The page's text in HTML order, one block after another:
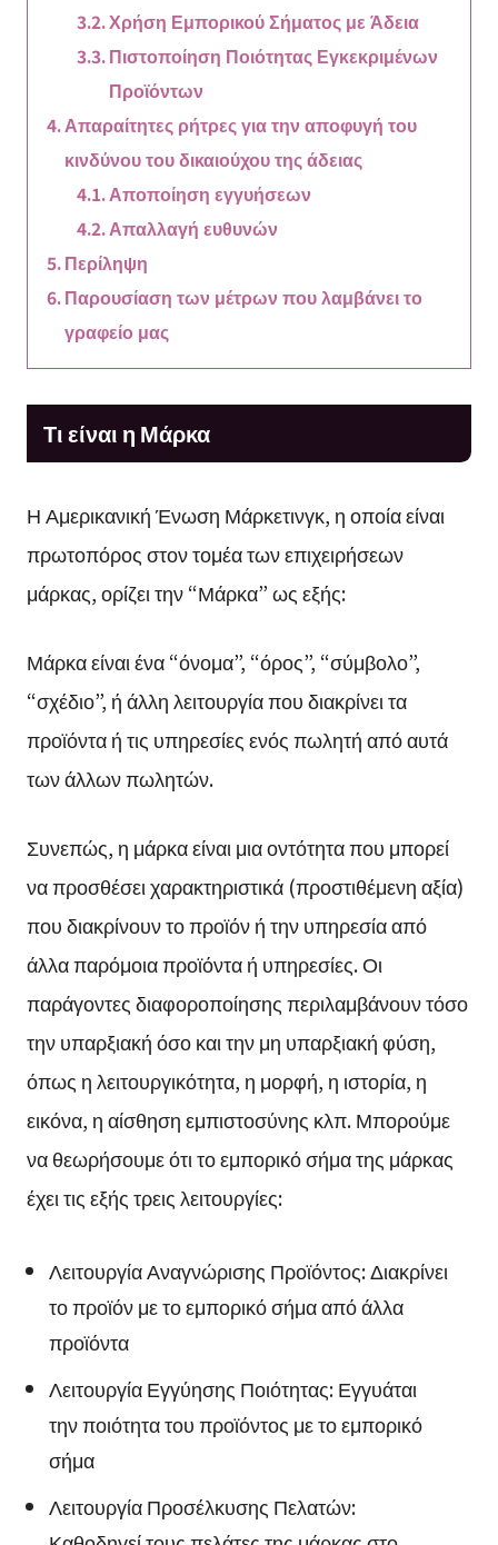
Χρήση Εμπορικού Σήματος με Άδεια
Πιστοποίηση Ποιότητας Εγκεκριμένων
Προϊόντων
Απαραίτητες ρήτρες για την αποφυγή του
κινδύνου του δικαιούχου της άδειας
Αποποίηση εγγυήσεων
Απαλλαγή ευθυνών
Περίληψη
Παρουσίαση των μέτρων που λαμβάνει το
γραφείο μας
Τι είναι η Μάρκα
Η Αμερικανική Ένωση Μάρκετινγκ, η οποία είναι
πρωτοπόρος στον τομέα των επιχειρήσεων
μάρκας, ορίζει την “Μάρκα” ως εξής:
Μάρκα είναι ένα “όνομα”, “όρος”, “σύμβολο”,
“σχέδιο”, ή άλλη λειτουργία που διακρίνει τα
προϊόντα ή τις υπηρεσίες ενός πωλητή από αυτά
των άλλων πωλητών.
Συνεπώς, η μάρκα είναι μια οντότητα που μπορεί
να προσθέσει χαρακτηριστικά (προστιθέμενη αξία)
που διακρίνουν το προϊόν ή την υπηρεσία από
άλλα παρόμοια προϊόντα ή υπηρεσίες. Οι
παράγοντες διαφοροποίησης περιλαμβάνουν τόσο
την υπαρξιακή όσο και την μη υπαρξιακή φύση,
όπως η λειτουργικότητα, η μορφή, η ιστορία, η
εικόνα, η αίσθηση εμπιστοσύνης κλπ. Μπορούμε
να θεωρήσουμε ότι το εμπορικό σήμα της μάρκας
έχει τις εξής τρεις λειτουργίες:
Λειτουργία Αναγνώρισης Προϊόντος: Διακρίνει
το προϊόν με το εμπορικό σήμα από άλλα
προϊόντα
Λειτουργία Εγγύησης Ποιότητας: Εγγυάται
την ποιότητα του προϊόντος με το εμπορικό
σήμα
Λειτουργία Προσέλκυσης Πελατών: